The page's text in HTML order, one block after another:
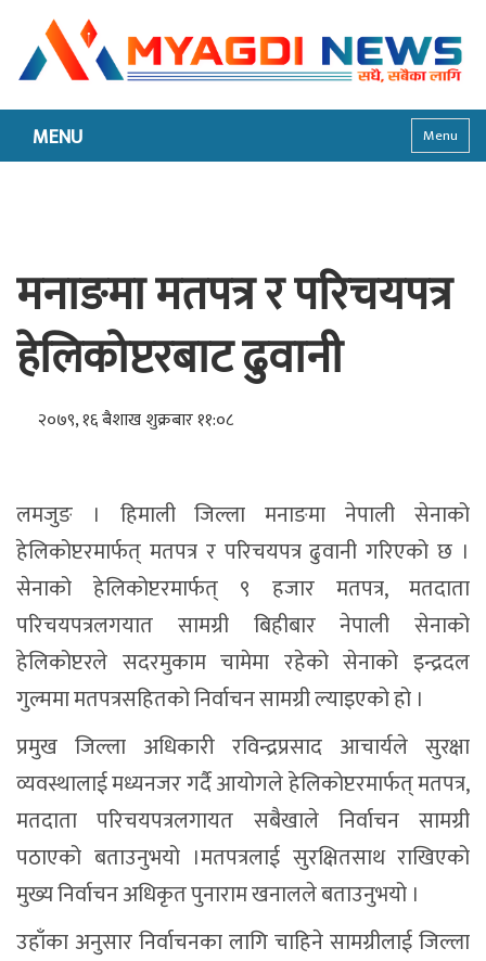
MENU Menu
मनाङमा मतपत्र र परिचयपत्र
हेलिकोप्टरबाट ढुवानी
२०७९, १६ बैशाख शुक्रबार ११:०८
लमजुङ । हिमाली जिल्ला मनाङमा नेपाली सेनाको
हेलिकोप्टरमार्फत् मतपत्र र परिचयपत्र ढुवानी गरिएको छ ।
सेनाको हेलिकोप्टरमार्फत् ९ हजार मतपत्र, मतदाता
परिचयपत्रलगयात सामग्री बिहीबार नेपाली सेनाको
हेलिकोप्टरले सदरमुकाम चामेमा रहेको सेनाको इन्द्रदल
गुल्ममा मतपत्रसहितको निर्वाचन सामग्री ल्याइएको हो ।
प्रमुख जिल्ला अधिकारी रविन्द्रप्रसाद आचार्यले सुरक्षा
व्यवस्थालाई मध्यनजर गर्दै आयोगले हेलिकोप्टरमार्फत् मतपत्र,
मतदाता परिचयपत्रलगायत सबैखाले निर्वाचन सामग्री
पठाएको बताउनुभयो ।मतपत्रलाई सुरक्षितसाथ राखिएको
मुख्य निर्वाचन अधिकृत पुनाराम खनालले बताउनुभयो ।
उहाँका अनुसार निर्वाचनका लागि चाहिने सामग्रीलाई जिल्ला